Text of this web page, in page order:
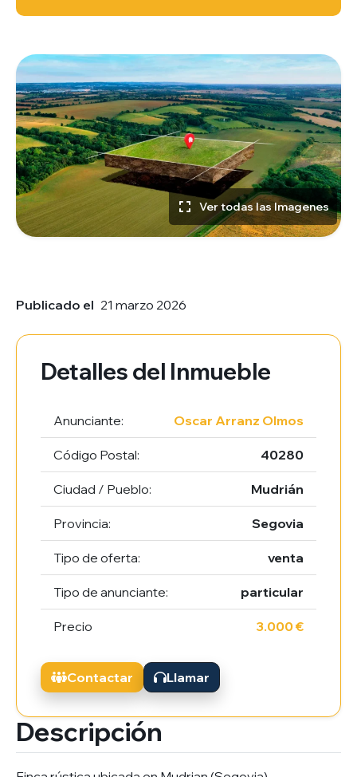
Ver todas las Imagenes
Publicado el 21 marzo 2026
Descripción
Detalles del Inmueble
Anunciante: Oscar Arranz Olmos
Código Postal: 40280
Ciudad / Pueblo: Mudrián
Provincia: Segovia
Tipo de oferta: venta
Tipo de anunciante: particular
Precio 3.000 €
Contactar Llamar